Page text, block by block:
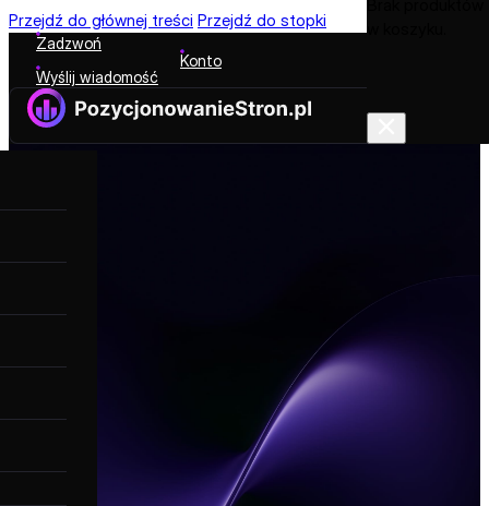
Przejdź do głównej treści Przejdź do stopki
Zadzwoń
Wyślij wiadomość
Konto